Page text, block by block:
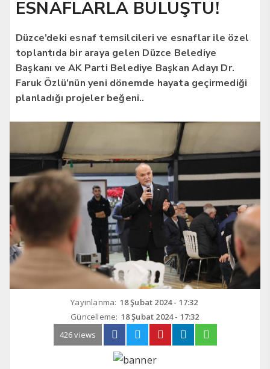
ESNAFLARLA BULUŞTU!
Düzce’deki esnaf temsilcileri ve esnaflar ile özel
toplantıda bir araya gelen Düzce Belediye
Başkanı ve AK Parti Belediye Başkan Adayı Dr.
Faruk Özlü’nün yeni dönemde hayata geçirmediği
planladığı projeler beğeni..
Yayınlanma: 18 Şubat 2024 - 17:32
Güncelleme: 18 Şubat 2024 - 17:32
426 views